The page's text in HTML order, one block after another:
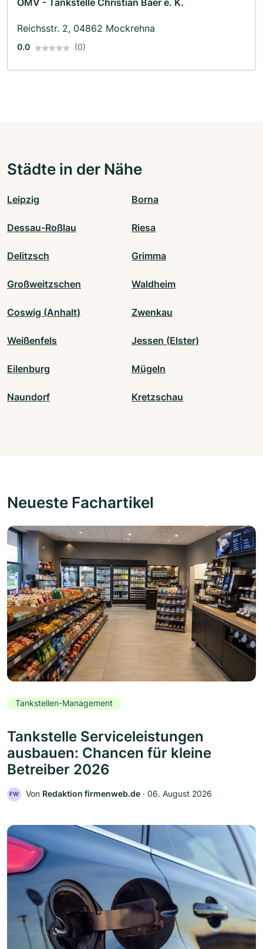
OMV - Tankstelle Christian Baer e. K.
Reichsstr. 2, 04862 Mockrehna
0.0 (0)
Städte in der Nähe
Leipzig Borna
Dessau-Roßlau Riesa
Delitzsch Grimma
Großweitzschen Waldheim
Coswig (Anhalt) Zwenkau
Weißenfels Jessen (Elster)
Eilenburg Mügeln
Naundorf Kretzschau
Neueste Fachartikel
Tankstellen-Management
Tankstelle Serviceleistungen
ausbauen: Chancen für kleine
Betreiber 2026
FW Von Redaktion firmenweb.de ‧ 06. August 2026